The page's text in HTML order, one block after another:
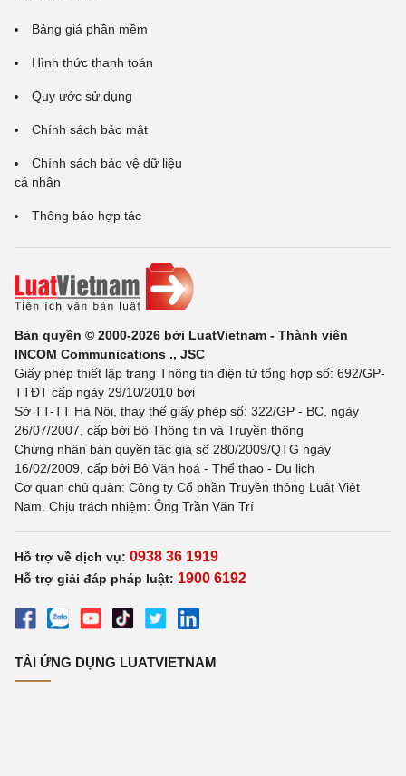
Bảng giá phần mềm
Hình thức thanh toán
Quy ước sử dụng
Chính sách bảo mật
Chính sách bảo vệ dữ liệu
cá nhân
Thông báo hợp tác
Bản quyền © 2000-2026 bởi LuatVietnam - Thành viên
INCOM Communications ., JSC
Giấy phép thiết lập trang Thông tin điện tử tổng hợp số: 692/GP-
TTĐT cấp ngày 29/10/2010 bởi
Sở TT-TT Hà Nội, thay thế giấy phép số: 322/GP - BC, ngày
26/07/2007, cấp bởi Bộ Thông tin và Truyền thông
Chứng nhận bản quyền tác giả số 280/2009/QTG ngày
16/02/2009, cấp bởi Bộ Văn hoá - Thể thao - Du lịch
Cơ quan chủ quản: Công ty Cổ phần Truyền thông Luật Việt
Nam. Chịu trách nhiệm: Ông Trần Văn Trí
Hỗ trợ về dịch vụ: 0938 36 1919
Hỗ trợ giải đáp pháp luật: 1900 6192
TẢI ỨNG DỤNG LUATVIETNAM